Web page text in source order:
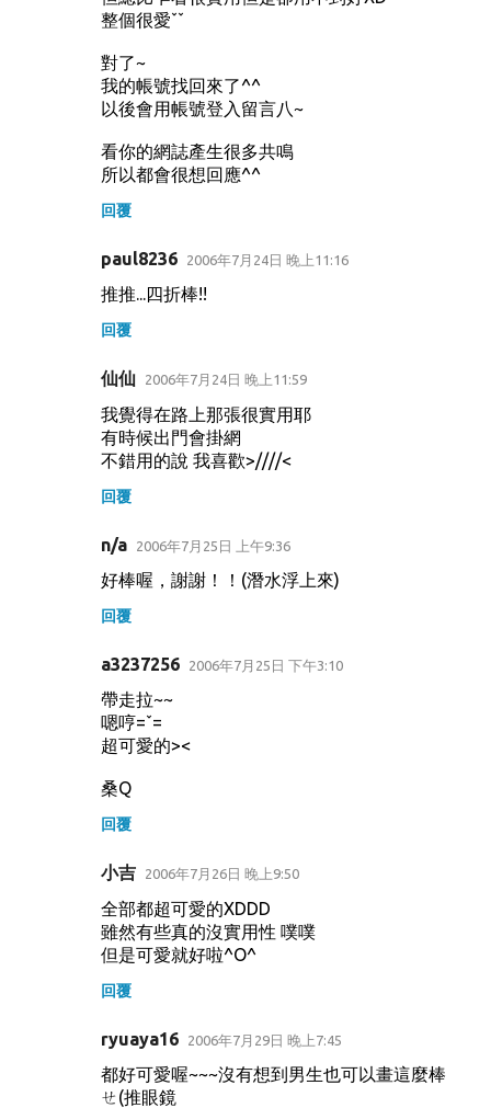
整個很愛ˇˇ
對了~
我的帳號找回來了^^
以後會用帳號登入留言八~
看你的網誌產生很多共鳴
所以都會很想回應^^
回覆
paul8236 2006年7月24日 晚上11:16
推推...四折棒!!
回覆
仙仙 2006年7月24日 晚上11:59
我覺得在路上那張很實用耶
有時候出門會掛網
不錯用的說 我喜歡>////<
回覆
n/a 2006年7月25日 上午9:36
好棒喔，謝謝！！(潛水浮上來)
回覆
a3237256 2006年7月25日 下午3:10
帶走拉~~
嗯哼=ˇ=
超可愛的><
桑Q
回覆
小吉 2006年7月26日 晚上9:50
全部都超可愛的XDDD
雖然有些真的沒實用性 噗噗
但是可愛就好啦^O^
回覆
ryuaya16 2006年7月29日 晚上7:45
都好可愛喔~~~沒有想到男生也可以畫這麼棒
ㄝ(推眼鏡